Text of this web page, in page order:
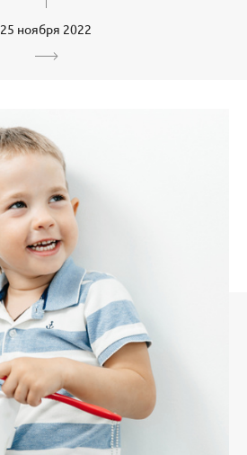
25 ноября 2022